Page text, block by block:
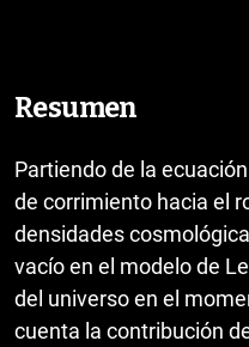
Resumen
Partiendo de la
de corrimiento hacia el
densidades
vacío en el modelo de
del universo en el
cuenta la contribución